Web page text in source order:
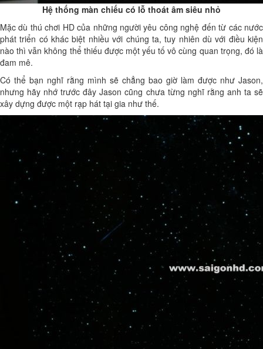
Hệ thống màn chiếu có lỗ thoát âm siêu nhỏ
Mặc dù thú chơi HD của những người yêu công nghệ đến từ các nước
phát triển có khác biệt nhiều với chúng ta, tuy nhiên dù với điều kiện
nào thì vẫn không thể thiếu được một yếu tố vô cùng quan trọng, đó là
đam mê.
Có thể bạn nghĩ rằng mình sẽ chẳng bao giờ làm được như Jason,
nhưng hãy nhớ trước đây Jason cũng chưa từng nghĩ rằng anh ta sẽ
xây dựng được một rạp hát tại gia như thế.